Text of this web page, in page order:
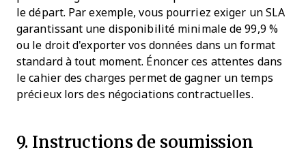
le départ. Par exemple, vous pourriez exiger un SLA
garantissant une disponibilité minimale de 99,9 %
ou le droit d'exporter vos données dans un format
standard à tout moment. Énoncer ces attentes dans
le cahier des charges permet de gagner un temps
précieux lors des négociations contractuelles.
9. Instructions de soumission